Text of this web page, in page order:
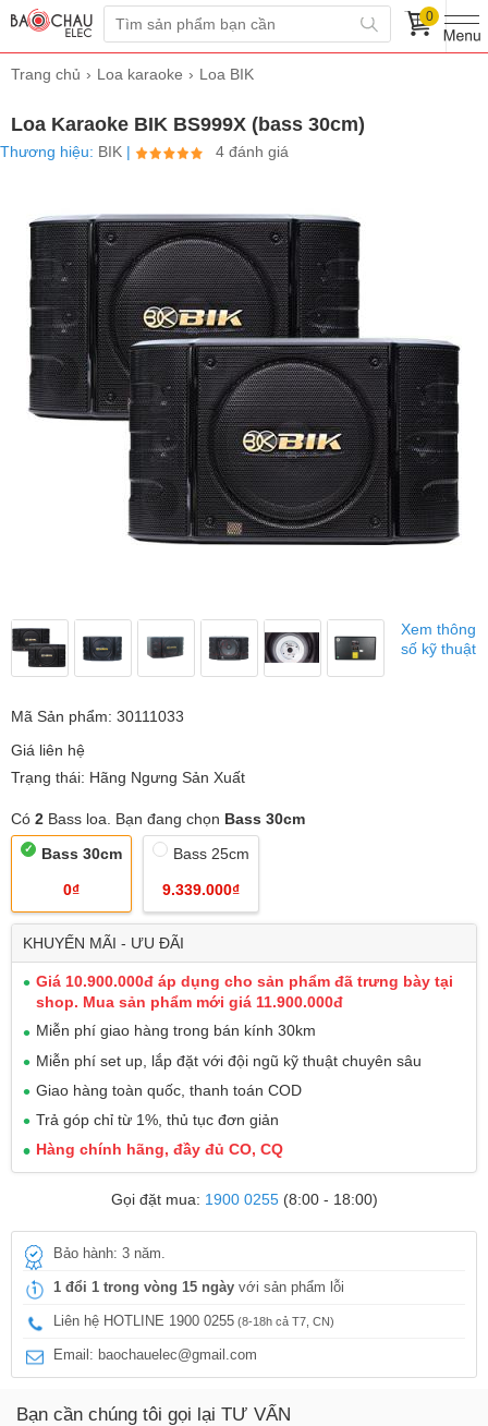
0
Trang chủ Loa karaoke Loa BIK
Loa Karaoke BIK BS999X (bass 30cm)
Thương hiệu: BIK | 4 đánh giá
Xem thông
số kỹ thuật
Mã Sản phẩm: 30111033
Giá liên hệ
Trạng thái: Hãng Ngưng Sản Xuất
Có 2 Bass loa. Bạn đang chọn Bass 30cm
Bass 30cm
0₫
Bass 25cm
9.339.000₫
KHUYẾN MÃI - ƯU ĐÃI
Giá 10.900.000đ áp dụng cho sản phẩm đã trưng bày tại
shop. Mua sản phẩm mới giá 11.900.000đ
Miễn phí giao hàng trong bán kính 30km
Miễn phí set up, lắp đặt với đội ngũ kỹ thuật chuyên sâu
Giao hàng toàn quốc, thanh toán COD
Trả góp chỉ từ 1%, thủ tục đơn giản
Hàng chính hãng, đầy đủ CO, CQ
Gọi đặt mua: 1900 0255(8:00 - 18:00)
Bảo hành: 3 năm.
1 đổi 1 trong vòng 15 ngày với sản phẩm lỗi
Liên hệ HOTLINE 1900 0255 (8-18h cả T7, CN)
Email: baochauelec@gmail.com
Bạn cần chúng tôi gọi lại TƯ VẤN